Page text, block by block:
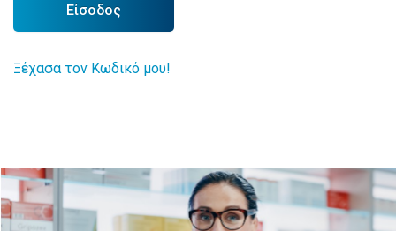
Είσοδος
Ξέχασα τον Κωδικό μου!